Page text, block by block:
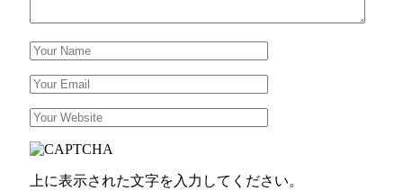
上に表示された文字を入力してください。